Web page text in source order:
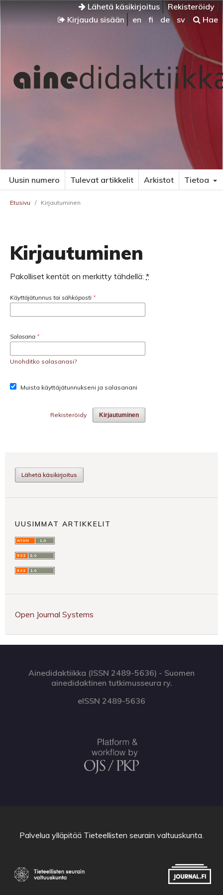
Lähetä käsikirjoitus
Rekisteröidy
Kirjaudu sisään
en fi de sv Hae
Uusin numero Tulevat artikkelit Arkistot Tietoa
Etusivu / Kirjautuminen
Kirjautuminen
Pakolliset kentät on merkitty tähdellä: *
Käyttäjätunnus tai sähköposti *
Salasana *
Unohditko salasanasi?
Muista käyttäjätunnukseni ja salasanani
Kirjautuminen
Rekisteröidy
Lähetä käsikirjoitus
UUSIMMAT ARTIKKELIT
Open Journal Systems
Ainedidaktiikka (ISSN 2489-5636) - Suomen
ainedidaktinen tutkimusseura ry.
eISSN 2489-5636
Palvelua ylläpitää Tieteellisten seurain valtuuskunta.